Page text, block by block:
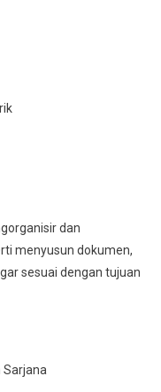
dan
menyusun dokumen,
sesuai dengan tujuan
Sarjana